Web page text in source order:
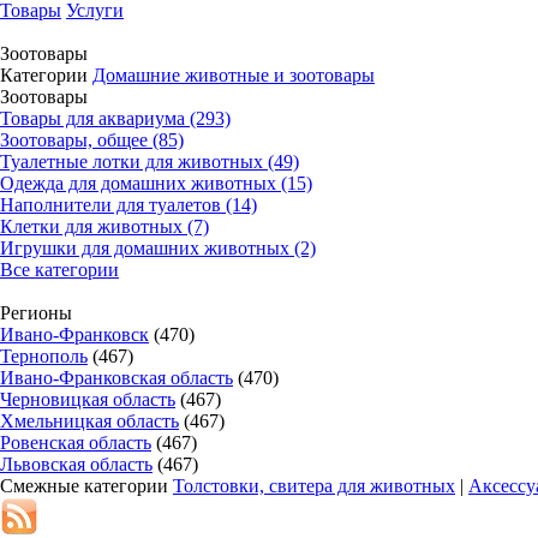
Товары Услуги
Зоотовары
Категории Домашние животные и зоотовары
Зоотовары
Товары для аквариума (293)
Зоотовары, общее (85)
Туалетные лотки для животных (49)
Одежда для домашних животных (15)
Наполнители для туалетов (14)
Клетки для животных (7)
Игрушки для домашних животных (2)
Все категории
Регионы
Ивано-Франковск (470)
Тернополь (467)
Ивано-Франковская область (470)
Черновицкая область (467)
Хмельницкая область (467)
Ровенская область (467)
Львовская область (467)
Смежные категории Толстовки, свитера для животных |